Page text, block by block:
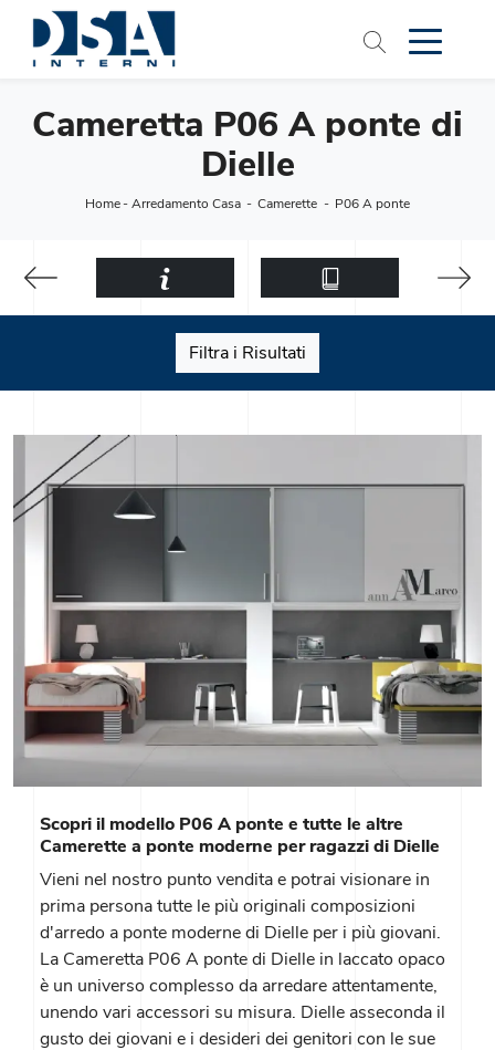
Cameretta P06 A ponte di
Dielle
Home-Arredamento Casa - Camerette - P06 A ponte
Filtra i Risultati
Scopri il modello P06 A ponte e tutte le altre
Camerette a ponte moderne per ragazzi di Dielle
Vieni nel nostro punto vendita e potrai visionare in
prima persona tutte le più originali composizioni
d'arredo a ponte moderne di Dielle per i più giovani.
La Cameretta P06 A ponte di Dielle in laccato opaco
è un universo complesso da arredare attentamente,
unendo vari accessori su misura. Dielle asseconda il
gusto dei giovani e i desideri dei genitori con le sue